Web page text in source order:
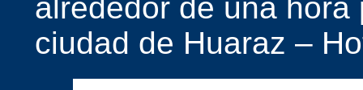
alrededor de una
ciudad de Huaraz –